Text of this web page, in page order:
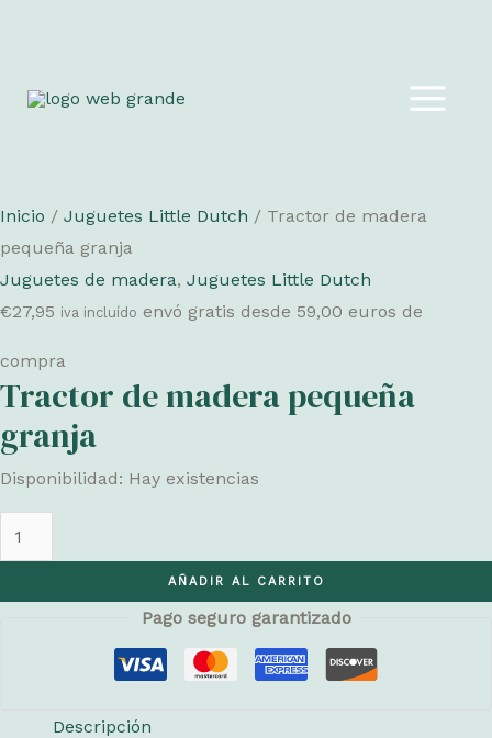
MAIN
Inicio / Juguetes Little Dutch / Tractor de madera
pequeña granja
Juguetes de madera, Juguetes Little Dutch
€27,95 iva incluído envó gratis desde 59,00 euros de
compra
Tractor de madera pequeña
granja
Disponibilidad: Hay existencias
Tractor
de
AÑADIR AL CARRITO
Pago seguro garantizado
Descripción